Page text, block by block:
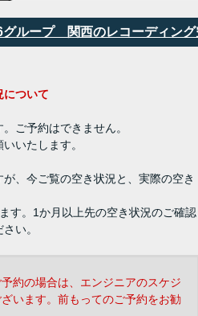
グループ 関西のレコーディング
ついて
ご予約はできません。
いたします。
、今ご覧の空き状況と、実際の空き
す。1か月以上先の空き状況のご確認
い。
約の場合は、エンジニアのスケジ
います。前もってのご予約をお勧